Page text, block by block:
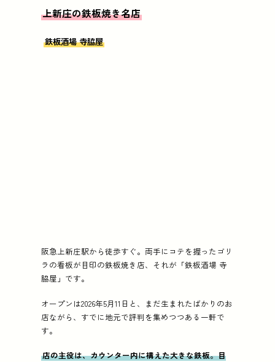
上新庄の鉄板焼き名店
⁡鉄板酒場 寺脇屋
阪急上新庄駅から徒歩すぐ。両手にコテを握ったゴリ
ラの看板が目印の鉄板焼き店、それが「鉄板酒場 寺
脇屋」です。
オープンは2026年5月11日と、まだ生まれたばかりのお
店ながら、すでに地元で評判を集めつつある一軒で
す。
店の主役は、カウンター内に構えた大きな鉄板。目